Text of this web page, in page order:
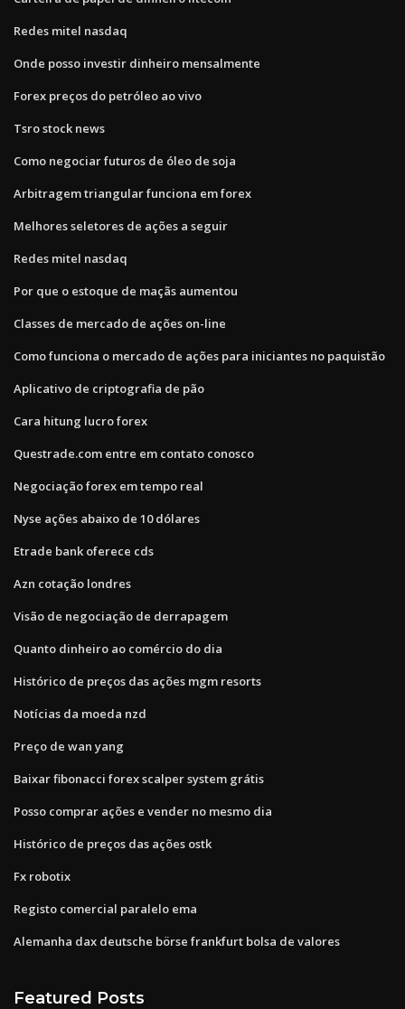
Redes mitel nasdaq
Onde posso investir dinheiro mensalmente
Forex preços do petróleo ao vivo
Tsro stock news
Como negociar futuros de óleo de soja
Arbitragem triangular funciona em forex
Melhores seletores de ações a seguir
Redes mitel nasdaq
Por que o estoque de maçãs aumentou
Classes de mercado de ações on-line
Como funciona o mercado de ações para iniciantes no paquistão
Aplicativo de criptografia de pão
Cara hitung lucro forex
Questrade.com entre em contato conosco
Negociação forex em tempo real
Nyse ações abaixo de 10 dólares
Etrade bank oferece cds
Azn cotação londres
Visão de negociação de derrapagem
Quanto dinheiro ao comércio do dia
Histórico de preços das ações mgm resorts
Notícias da moeda nzd
Preço de wan yang
Baixar fibonacci forex scalper system grátis
Posso comprar ações e vender no mesmo dia
Histórico de preços das ações ostk
Fx robotix
Registo comercial paralelo ema
Alemanha dax deutsche börse frankfurt bolsa de valores
Featured Posts